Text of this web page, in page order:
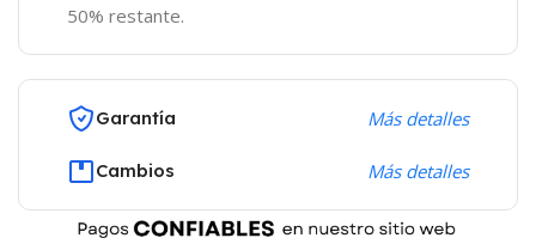
50% restante.
Garantía Más detalles
Cambios Más detalles